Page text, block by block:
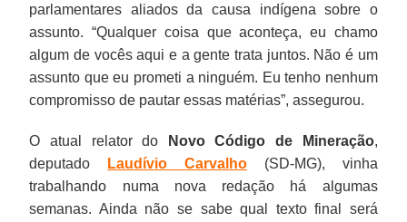
parlamentares aliados da causa indígena sobre o
assunto. “Qualquer coisa que aconteça, eu chamo
algum de vocês aqui e a gente trata juntos. Não é um
assunto que eu prometi a ninguém. Eu tenho nenhum
compromisso de pautar essas matérias”, assegurou.
O atual relator do Novo Código de Mineração,
deputado
Laudívio Carvalho (SD-MG), vinha
trabalhando numa nova redação há algumas
semanas. Ainda não se sabe qual texto final será